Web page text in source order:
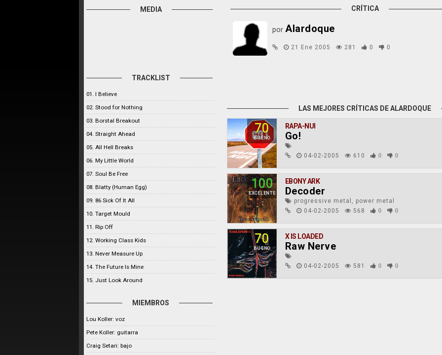
MEDIA
TRACKLIST
01. I Believe
02. Stood for Nothing
03. Borstal Breakout
04. Straight Ahead
05. All Hell Breaks
06. My Little World
07. Soul Be Free
08. Blatty (Human Egg)
09. 86 Sick Of It All
10. Target Mould
11. Rip Off
12. Working Class Kids
13. Never Measure Up
14. The Future Is Mine
15. Just Look Around
MIEMBROS
Lou Koller: voz
Pete Koller: guitarra
Craig Setari: bajo
CRÍTICA
por Alardoque
21 Ene 2005 281 0 0
LAS MEJORES CRÍTICAS DE ALARDOQUE
70
BUENO
RAPA-NUI
Go!
04-02-2005 610 0 0
100
EXCELENTE
EBONY ARK
Decoder
progressive metal, power metal
04-02-2005
568 0 0
70
BUENO
X IS LOADED
Raw Nerve
04-02-2005 581 0 0